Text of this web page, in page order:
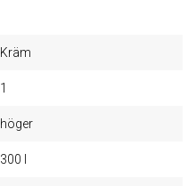
Kräm
1
höger
300 l